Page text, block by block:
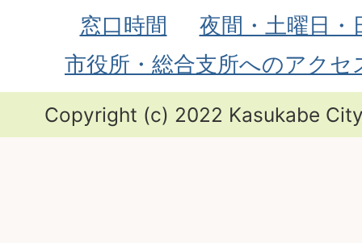
窓口時間
夜間・土曜日・
市役所・総合支所へのアクセ
Copyright (c) 2022 Kasukabe